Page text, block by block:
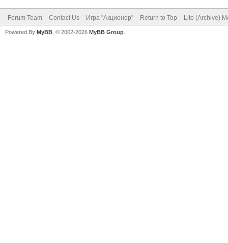
Forum Team Contact Us Игра "Акционер" Return to Top Lite (Archive)
Powered By MyBB , © 2002-2026 MyBB Group